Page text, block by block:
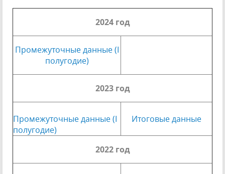
2024 год
Промежуточные данные (I
полугодие)
2023 год
Промежуточные данные (I
полугодие)
Итоговые данные
2022 год